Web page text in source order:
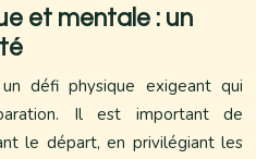
et mentale : un
défi physique exigeant qui
Il est important de
le départ, en privilégiant les